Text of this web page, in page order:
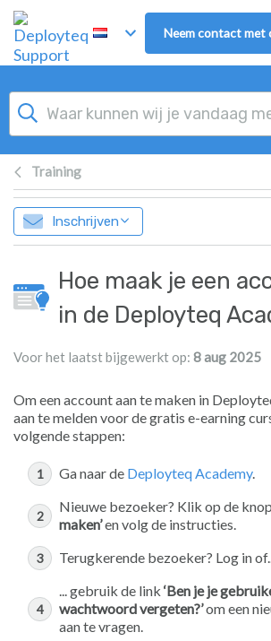
Overslaan naar hoofdinhoud
Neem contact met
Training
Inschrijven
Hoe maak je een
in de Deployteq
Voor het laatst bijgewerkt op: 8 aug 2025
Om een account aan te maken in
aan te melden voor de gratis e-earning
volgende stappen:
Ga naar de Deployteq Academy.
Nieuwe bezoeker? Klik op de knop
maken’en volg de instructies.
Terugkerende bezoeker? Log in
... gebruik de link ‘Ben je je
wachtwoord vergeten?’om een
aan te vragen.